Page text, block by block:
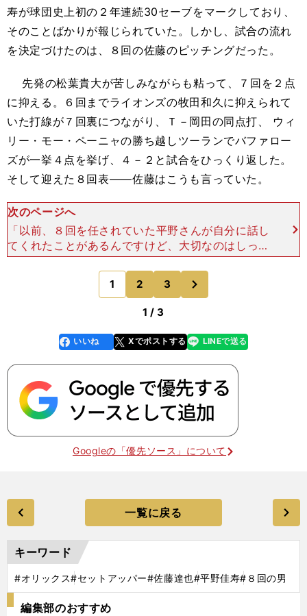
寿が球団史上初の２年連続30セーブをマークしており、
そのことばかりが報じられていた。しかし、試合の流れ
を決定づけたのは、８回の佐藤のピッチングだった。
先発の松葉貴大が苦しみながらも粘って、７回を２点
に抑える。６回までライオンズの牧田和久に抑えられて
いた打線が７回裏につながり、Ｔ－岡田の同点打、 ウィ
リー・モー・ペーニャの勝ち越しツーランでバファロー
ズが一挙４点を挙げ、４－２と試合をひっくり返した。
そして迎えた８回表――佐藤はこうも言っていた。
次のページへ
「以前、８回を任されていた平野さんが自分に話し
てくれたことがあるんですけど、大切なのはしっか
り８回で流れを切ることだ、と......相手チームの勢
いを８回で切って、９回のピッチャーに渡す。その
ためには
1 2 3
1 / 3
faceboo
k
いいね Xでポストする
line LINEで送る
Googleの「優先ソース」について
一覧に戻る
キーワード
#オリックス#セットアッパー#佐藤達也#平野佳寿#８回の男
編集部のおすすめ